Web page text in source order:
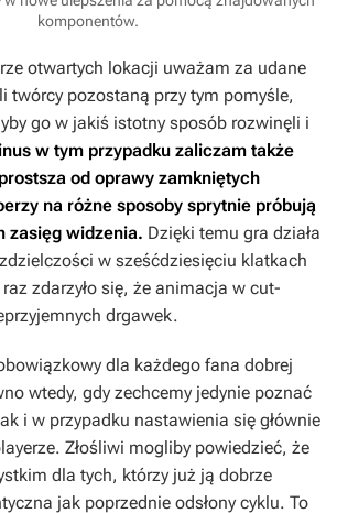
komponentów.
otwartych lokacji uważam za udane
twórcy pozostaną przy tym pomyśle,
go w jakiś istotny sposób rozwinęli i
w tym przypadku zaliczam także
od oprawy zamkniętych
na różne sposoby sprytnie próbują
zasięg widzenia. Dzięki temu gra działa
w sześćdziesięciu klatkach
zdarzyło się, że animacja w cut-
drgawek.
dla każdego fana dobrej
wtedy, gdy zechcemy jedynie poznać
i w przypadku nastawienia się głównie
Złośliwi mogliby powiedzieć, że
dla tych, którzy już ją dobrze
jak poprzednie odsłony cyklu. To